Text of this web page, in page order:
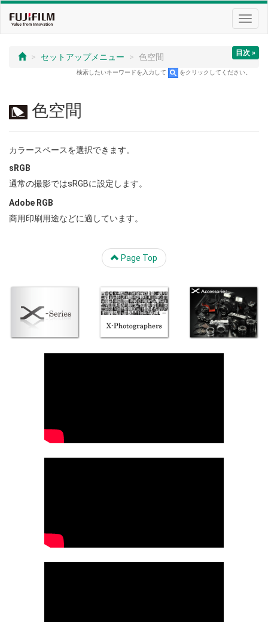
目次 »
セットアップメニュー 色空間
検索したいキーワードを入力して をクリックしてください。
色空間
カラースペースを選択できます。
sRGB
通常の撮影ではsRGBに設定します。
Adobe RGB
商用印刷用途などに適しています。
Page Top